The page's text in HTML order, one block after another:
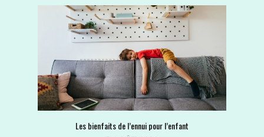
Les bienfaits de l’ennui pour l’enfant